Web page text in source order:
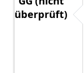
überprüft)
0711